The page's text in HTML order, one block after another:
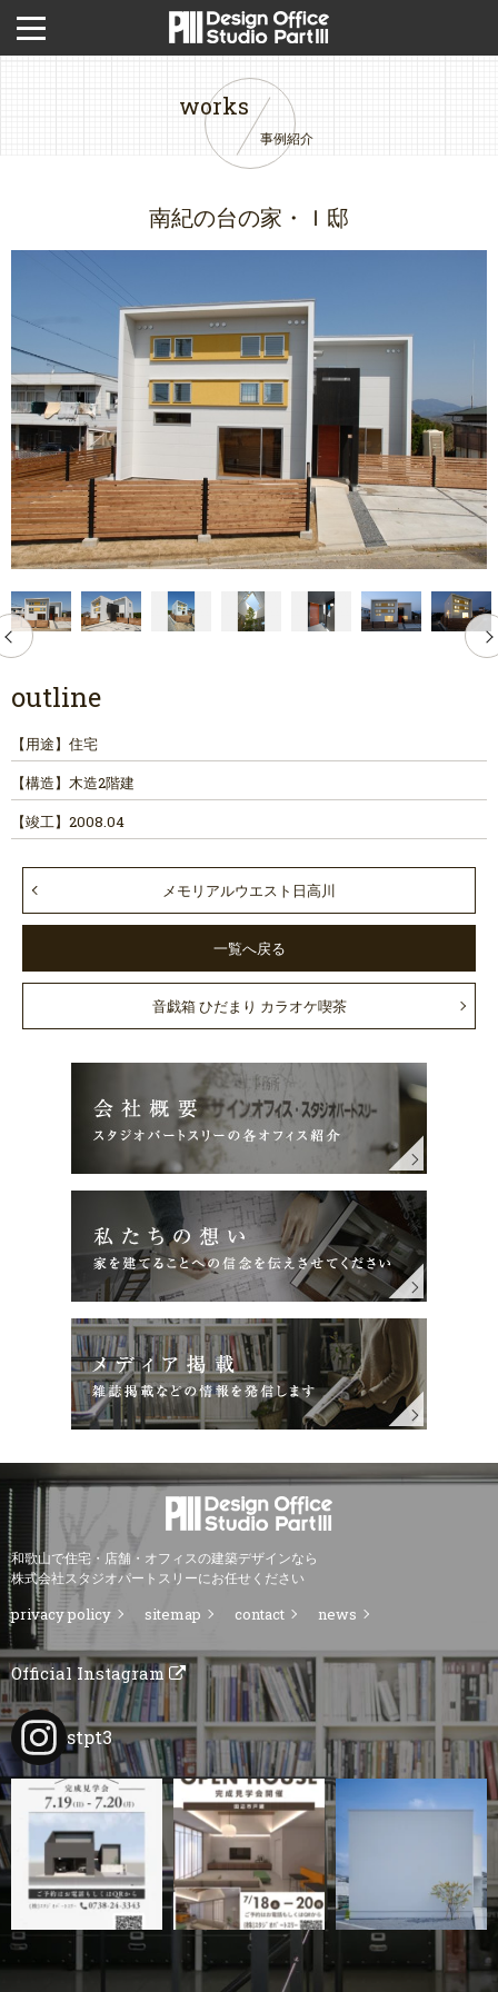
事例紹介
works
南紀の台の家・Ｉ邸
outline
【用途】 住宅
【構造】 木造2階建
【竣工】 2008.04
メモリアルウエスト日高川
一覧へ戻る
音戯箱 ひだまり カラオケ喫茶
和歌山で住宅・店舗・オフィスの建築デザインなら
株式会社スタジオパートスリーにお任せください
privacy policy sitemap contact news
Official Instagram
stpt3